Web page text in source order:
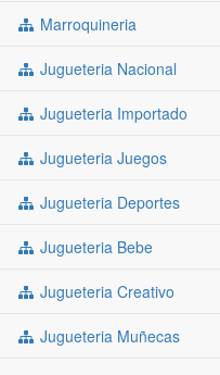
Marroquineria
Jugueteria Nacional
Jugueteria Importado
Jugueteria Juegos
Jugueteria Deportes
Jugueteria Bebe
Jugueteria Creativo
Jugueteria Muñecas